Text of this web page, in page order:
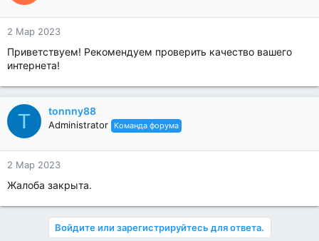
2 Мар 2023
Приветствуем! Рекомендуем проверить качество вашего
интернета!
T tonnny88
Administrator Команда форума
2 Мар 2023
Жалоба закрыта.
Войдите или зарегистрируйтесь для ответа.